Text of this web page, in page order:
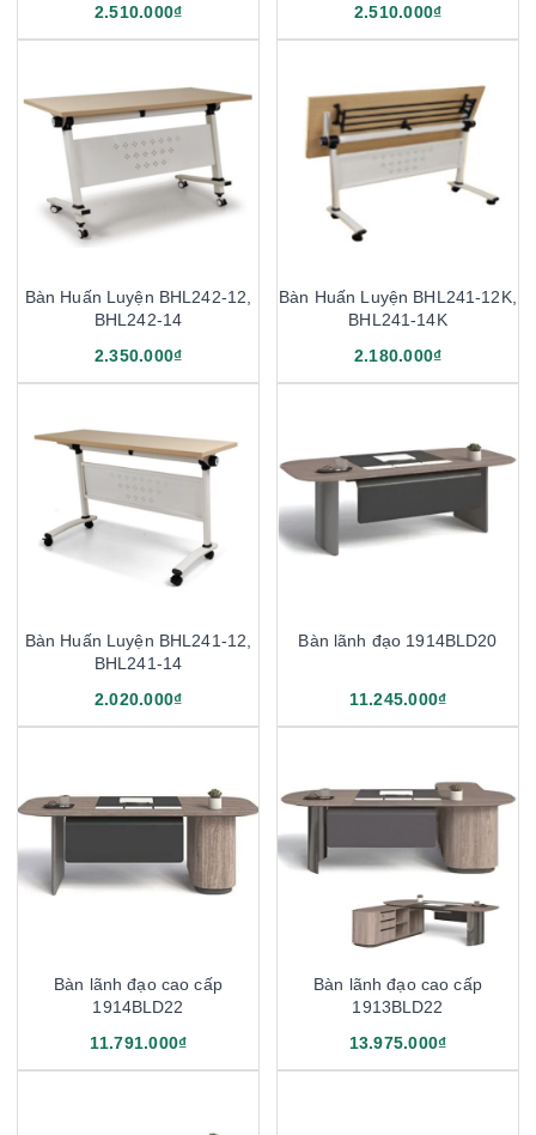
2.510.000₫
2.510.000₫
Bàn Huấn Luyện BHL242-12,
BHL242-14
2.350.000₫
Bàn Huấn Luyện BHL241-12K,
BHL241-14K
2.180.000₫
Bàn Huấn Luyện BHL241-12,
BHL241-14
2.020.000₫
Bàn lãnh đạo 1914BLD20
11.245.000₫
Bàn lãnh đạo cao cấp
1914BLD22
11.791.000₫
Bàn lãnh đạo cao cấp
1913BLD22
13.975.000₫